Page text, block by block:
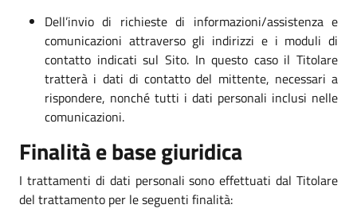
Dell’invio di richieste di informazioni/assistenza e
comunicazioni attraverso gli indirizzi e i moduli di
contatto indicati sul Sito. In questo caso il Titolare
tratterà i dati di contatto del mittente, necessari a
rispondere, nonché tutti i dati personali inclusi nelle
comunicazioni.
Finalità e base giuridica
I trattamenti di dati personali sono effettuati dal Titolare
del trattamento per le seguenti finalità: